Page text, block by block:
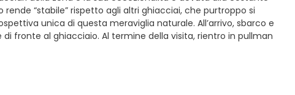
“stabile” rispetto agli altri ghiacciai, che purtroppo si
unica di questa meraviglia naturale. All’arrivo, sbarco e
fronte al ghiacciaio. Al termine della visita, rientro in pullman